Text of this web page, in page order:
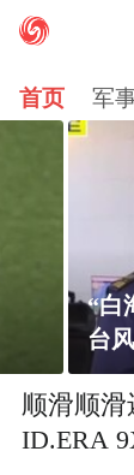
资讯 娱
尚
首页 军
“白海
顺滑顺滑
ID.ERA